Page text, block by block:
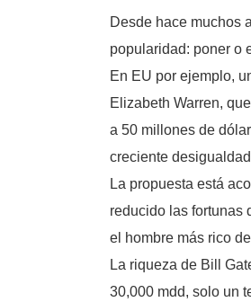
Desde hace muchos
popularidad: poner o
En EU por ejemplo,
Elizabeth Warren,
a 50 millones de
creciente
La propuesta está
reducido las fortunas
el hombre más rico
La riqueza de Bill
30,000 mdd, solo un